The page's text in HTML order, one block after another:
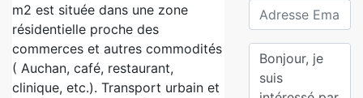
m2 est située dans une zone
résidentielle proche des
commerces et autres commodités
( Auchan, café, restaurant,
clinique, etc.). Transport urbain et